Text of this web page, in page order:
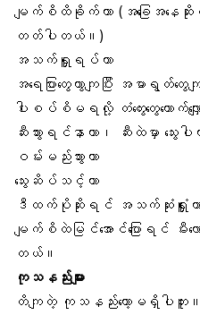
မျက်စိထိခိုက်တာ (အခြေအနေ
တတ်ပါတယ်။)
​အသက်ရှူရပ်တာ
အရေပြားတွေကွာကျပြီး အမာရွ
ပါးစပ်စိမရလို့ တံတွေးတွေတောက်လ
ဆီးသွားရင်နာတာ၊ ဆီးထဲမှာ သွေးပါ
ဝမ်းမည်းသွားတာ
သွေးဆိပ်သင့် တာ
ဒီထက်ပိုဆိုးရင် အသက်ဆုံးရှူံး
မျက်စိထဲမြင်အောင်ပြောရင် မီ
တယ်။
ကုသနည်းများ
တိကျတဲ့ ကုသနည်းတော့မရှိပါဘူ